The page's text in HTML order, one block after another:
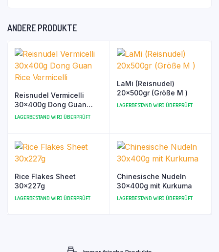
ANDERE PRODUKTE
Reisnudel Vermicelli
30x400g Dong Guan
Rice Vermicelli
LAGERBESTAND WIRD ÜBERPRÜFT
LaMi (Reisnudel)
20x500gr (Größe M )
LAGERBESTAND WIRD ÜBERPRÜFT
Rice Flakes Sheet
30x227g
LAGERBESTAND WIRD ÜBERPRÜFT
Chinesische Nudeln
30x400g mit Kurkuma
LAGERBESTAND WIRD ÜBERPRÜFT